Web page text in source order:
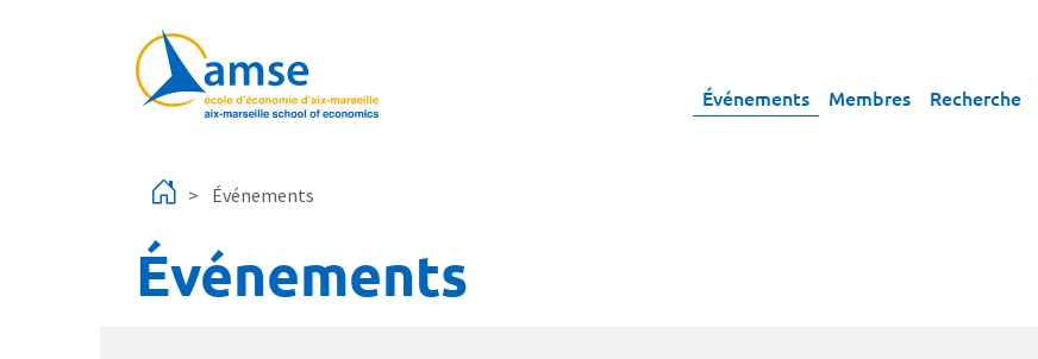
Événements Membres Recherche
Événements
Événements